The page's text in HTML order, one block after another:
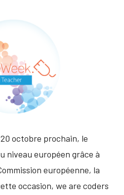
20 octobre prochain, le
niveau européen grâce à
européenne, la
occasion, we are coders